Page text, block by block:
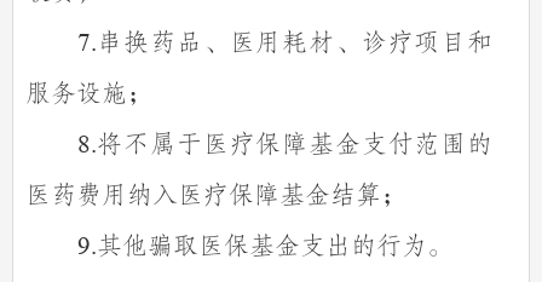
7. 串换药品、医用耗材、诊疗项目和
服务设施；
8.将不属于医疗保障基金支付范围的
医药费用纳入医疗保障基金结算；
9.其他骗取医保基金支出的行为。